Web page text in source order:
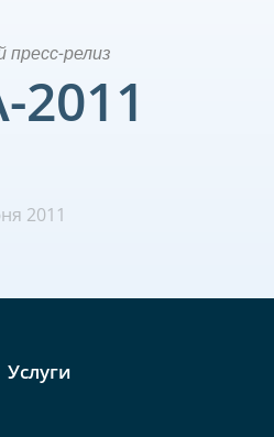
релиз
2011
Услуги